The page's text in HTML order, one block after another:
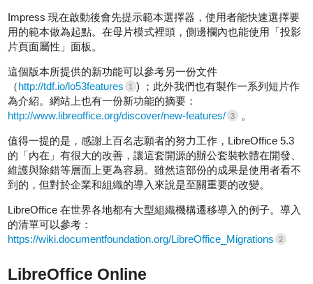
Impress 現在啟動後會先提示範本選擇器，使用者能快速選擇要
用的範本做為起點。在母片模式裡頭，側邊欄內也能使用「投影
片頁面屬性」面板。
這個版本所提供的新功能可以參考另一份文件
（http://tdf.io/lo53features 1 ) ；此外我們也有製作一系列短片作
為介紹。網站上也有一份新功能的摘要：
http://www.libreoffice.org/discover/new-features/ 3 。
值得一提的是，感謝上百名志願者的努力工作，LibreOffice 5.3
的「內在」有很大的改善，讓這套開源的辦公套裝軟體在開發、
維護與除錯等層面上更為容易。雖然這部份的成果是使用者看不
到的，但對於企業和組織的導入來說是至關重要的改變。
LibreOffice 在世界各地都有大型組織機構遷移導入的例子。導入
的清單可以參考：
https://wiki.documentfoundation.org/LibreOffice_Migrations
2
LibreOffice Online